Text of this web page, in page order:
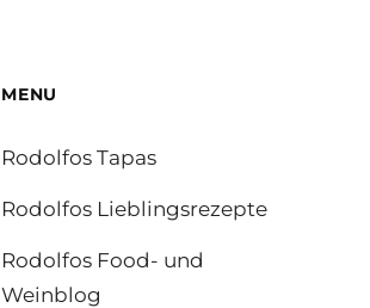
MENU
Rodolfos Tapas
Rodolfos Lieblingsrezepte
Rodolfos Food- und
Weinblog